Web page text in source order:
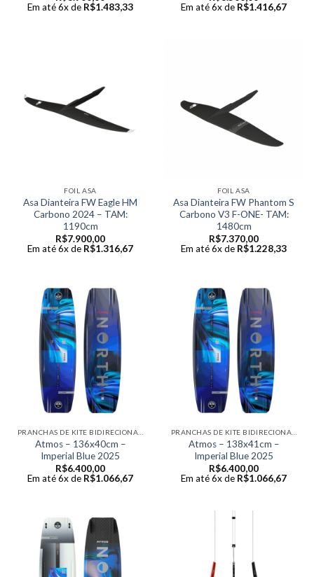
Em até 6x de R$1.483,33
Em até 6x de R$1.416,67
FOIL ASA
Asa Dianteira FW Eagle HM
Carbono 2024 – TAM:
1190cm
R$7.900,00
Em até 6x de R$1.316,67
FOIL ASA
Asa Dianteira FW Phantom S
Carbono V3 F-ONE- TAM:
1480cm
R$7.370,00
Em até 6x de R$1.228,33
Atmos – 136x40cm –
Imperial Blue 2025
R$6.400,00
Em até 6x de R$1.066,67
Atmos – 138x41cm –
Imperial Blue 2025
R$6.400,00
Em até 6x de R$1.066,67